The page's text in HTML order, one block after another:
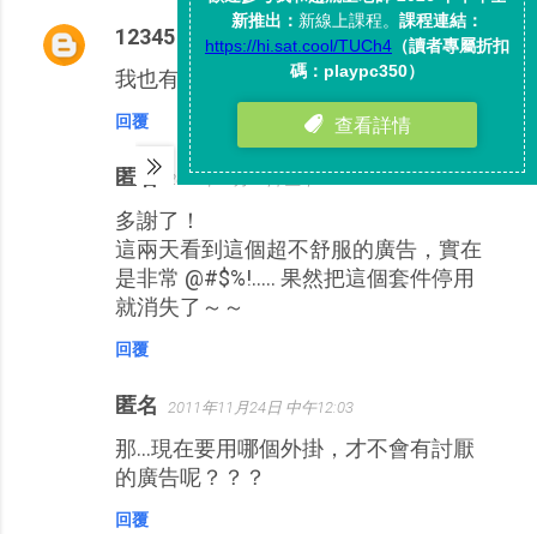
12345 2011年11月24日 上午11:37
我也有，用adblock可以擋掉
回覆
匿名 2011年11月24日 上午11:56
多謝了！
這兩天看到這個超不舒服的廣告，實在
是非常 @#$%!..... 果然把這個套件停用
就消失了～～
回覆
匿名 2011年11月24日 中午12:03
那…現在要用哪個外掛，才不會有討厭
的廣告呢？？？
回覆